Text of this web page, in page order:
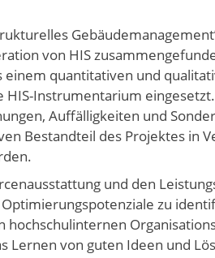
von HIS
einem quantitativen und
Instrumentarium
Auffälligkeiten und
Bestandteil des Projektes in
und den
zu
hochschulinternen
Lernen von guten Ideen und